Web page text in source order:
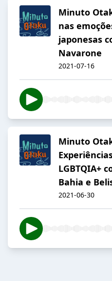
Minuto
nas
japonesas
Navarone
2021-07-16
Minuto
LGBTQIA+
Bahia e
2021-06-30